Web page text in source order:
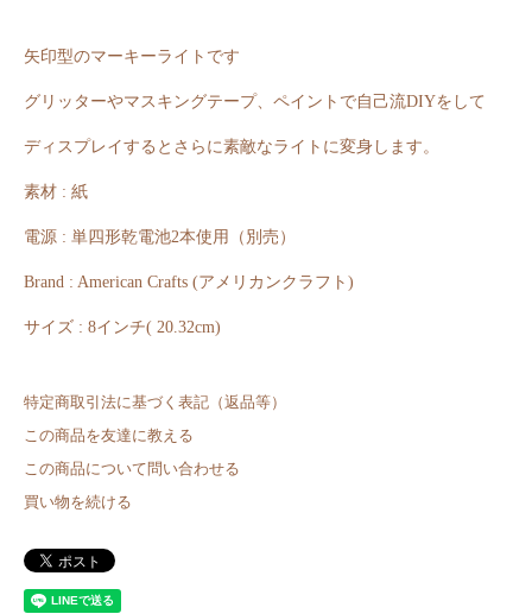
矢印型のマーキーライトです
グリッターやマスキングテープ、ペイントで自己流DIYをして
ディスプレイするとさらに素敵なライトに変身します。
素材 : 紙
電源 : 単四形乾電池2本使用（別売）
Brand : American Crafts (アメリカンクラフト)
サイズ : 8インチ( 20.32cm)
特定商取引法に基づく表記（返品等）
この商品を友達に教える
この商品について問い合わせる
買い物を続ける